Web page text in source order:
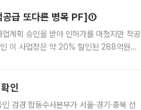
공급 또다른 병목 PF]①
계획 승인을 받아 인허가를 마쳤지만 착공
이 사업장은 약 20% 할인된 288억원에
인
검경 합동수사본부가 서울·경기·충북 선